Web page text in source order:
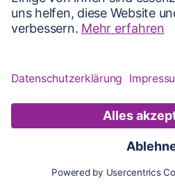
Karte Updates